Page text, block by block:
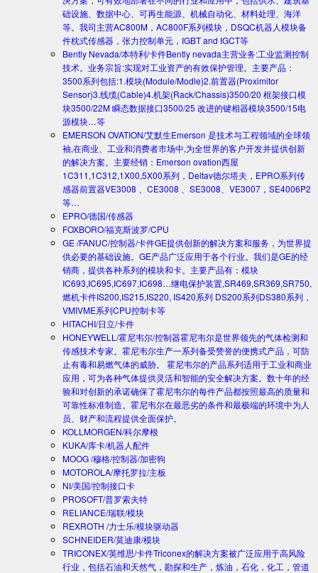
础设施、数据中心、可再生能源、机械自动化、材料处理、海洋
等。我司主营AC800M，AC800F系列模块，DSQC机器人模块备
件枕式传感器，张力控制单元，IGBT and IGCT等
Bently Nevada/本特利/卡件Bently nevada主营业务:工业监测控制
技术。业务宗旨:实现对工业资产的有效保护管理。主要产品：
3500系列包括:1.模块(Module/Modle)2.前置器(Proximitor
Sensor)3.线缆(Cable)4.机架(Rack/Chassis)3500/20 框架接口模
块3500/22M 瞬态数据接口3500/25 改进的键相器模块3500/15电
源模块…等
EMERSON OVATION/艾默生Emerson 是技术与工程领域的全球领
袖,在商业、工业和消费者市场中,为全世界的客户开发并提供创新
的解决方案。主要经销：Emerson ovation西屋
1C311,1C312,1X00,5X00系列，Deltav德尔塔夫，EPRO系列传
感器前置器VE3008 、CE3008 、SE3008、VE3007，SE4006P2
等…
EPRO/德国/传感器
FOXBORO/福克斯波罗/CPU
GE /FANUC/控制器/卡件GE提供创新的解决方案和服务，为世界提
供必要的基础设施。GE产品广泛应用于各个行业。我们是GE的经
销商，提供各种系列的模块和卡。主要产品有：模块
IC693,IC695,IC697,IC698…继电保护装置,SR469,SR369,SR750,
燃机卡件IS200,IS215,IS220, IS420系列 DS200系列DS380系列，
VMIVME系列CPU控制卡等
HITACHI/日立/卡件
HONEYWELL/霍尼韦尔/控制器霍尼韦尔是世界领先的气体检测和
传感技术专家。霍尼韦尔生产一系列备受赞誉的便携式产品，可防
止有毒和易燃气体的威胁。 霍尼韦尔的产品系列适用于工业和商业
应用，可为各种气体提供灵活和智能的安全解决方案。数十年的经
验和对创新的承诺确保了霍尼韦尔的每件产品都按照最高的质量和
可靠性标准制造。霍尼韦尔在最恶劣的条件和最极端的环境中为人
员、财产和流程提供全面保护。
KOLLMORGEN/科尔摩根
KUKA/库卡/机器人配件
MOOG /穆格/控制器/加密狗
MOTOROLA/摩托罗拉/主板
NI/美国/控制接口卡
PROSOFT/普罗索夫特
RELIANCE/瑞联/模块
REXROTH /力士乐/模块驱动器
SCHNEIDER/莫迪康/模块
TRICONEX/英维思/卡件Triconex的解决方案被广泛应用于高风险
行业，包括石油和天然气，勘探和生产，炼油，石化，化工，管道